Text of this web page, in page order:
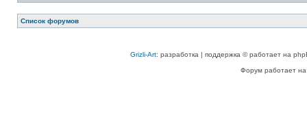
Список форумов
Grizli-Art: разработка | поддержка © работает на
Форум работает